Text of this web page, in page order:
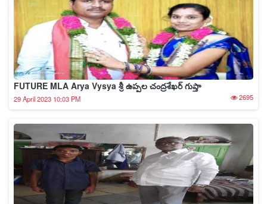
Poor Arya vyshya girl drowned in drainage near
kalasiguda secundrabad
29 April 2023 09:43 PM
Mathrudevobhava
18 April 2023 05:31 PM 1655